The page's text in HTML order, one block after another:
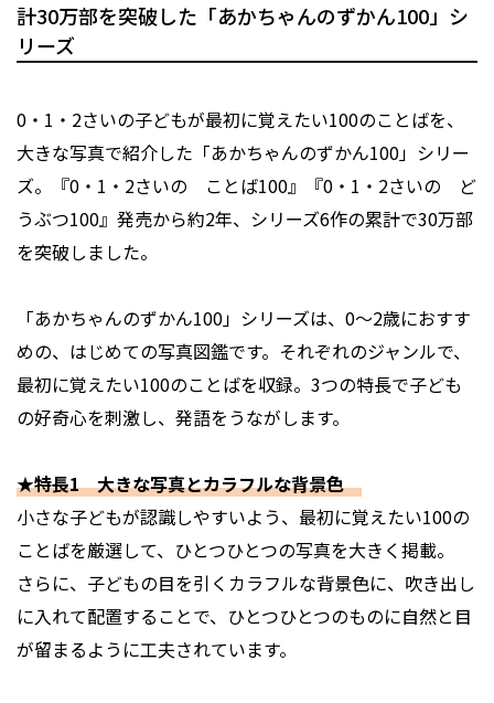
計30万部を突破した「あかちゃんのずかん100」シ
リーズ
0・1・2さいの子どもが最初に覚えたい100のことばを、
大きな写真で紹介した「あかちゃんのずかん100」シリー
ズ。『0・1・2さいの ことば100』『0・1・2さいの ど
うぶつ100』発売から約2年、シリーズ6作の累計で30万部
を突破しました。
「あかちゃんのずかん100」シリーズは、0〜2歳におすす
めの、はじめての写真図鑑です。それぞれのジャンルで、
最初に覚えたい100のことばを収録。3つの特長で子ども
の好奇心を刺激し、発語をうながします。
★特長1 大きな写真とカラフルな背景色
小さな子どもが認識しやすいよう、最初に覚えたい100の
ことばを厳選して、ひとつひとつの写真を大きく掲載。
さらに、子どもの目を引くカラフルな背景色に、吹き出し
に入れて配置することで、ひとつひとつのものに自然と目
が留まるように工夫されています。